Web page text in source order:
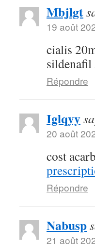
Mbjlgt
19 août
cialis
sildenafil
Répondre
Iglqyy
20 août
cost
Répondre
Nabusp
21 août